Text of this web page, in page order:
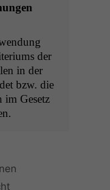
der
in der
bzw. die
im Gesetz